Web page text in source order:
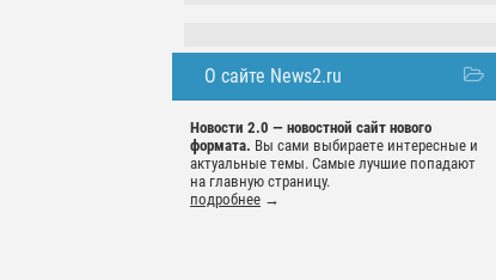
О сайте News2.ru
Новости 2.0 — новостной сайт нового
формата. Вы сами выбираете интересные и
актуальные темы. Самые лучшие попадают
на главную страницу.
подробнее →